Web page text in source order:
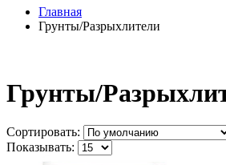
Главная
Грунты/Разрыхлители
Грунты/
Сортировать:
Показывать: